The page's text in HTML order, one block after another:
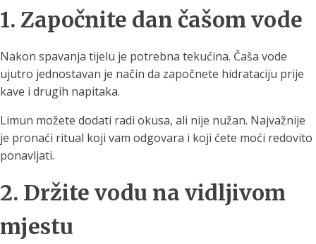
1. Započnite dan čašom vode
Nakon spavanja tijelu je potrebna tekućina. Čaša vode
ujutro jednostavan je način da započnete hidrataciju prije
kave i drugih napitaka.
Limun možete dodati radi okusa, ali nije nužan. Najvažnije
je pronaći ritual koji vam odgovara i koji ćete moći redovito
ponavljati.
2. Držite vodu na vidljivom
mjestu